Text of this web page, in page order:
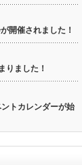
開催されました！
りました！
トカレンダーが始